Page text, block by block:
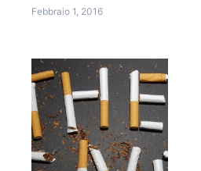
Febbraio 1, 2016